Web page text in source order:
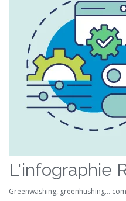
L'infographie
Greenwashing, greenhushing…